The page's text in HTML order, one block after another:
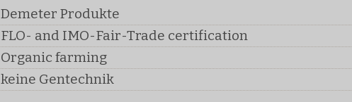
Demeter Produkte
FLO- and IMO-Fair-Trade certification
Organic farming
keine Gentechnik